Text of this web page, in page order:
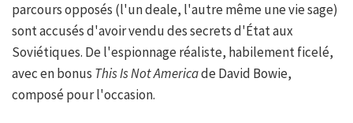
parcours opposés (l'un deale, l'autre même une vie sage)
sont accusés d'avoir vendu des secrets d'État aux
Soviétiques. De l'espionnage réaliste, habilement ficelé,
avec en bonus This Is Not Americade David Bowie,
composé pour l'occasion.